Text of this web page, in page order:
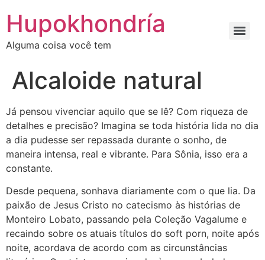
para
conteúdo
Hupokhondría
Alguma coisa você tem
Alcaloide natural
Já pensou vivenciar aquilo que se lê? Com riqueza de
detalhes e precisão? Imagina se toda história lida no dia
a dia pudesse ser repassada durante o sonho, de
maneira intensa, real e vibrante. Para Sônia, isso era a
constante.
Desde pequena, sonhava diariamente com o que lia. Da
paixão de Jesus Cristo no catecismo às histórias de
Monteiro Lobato, passando pela Coleção Vagalume e
recaindo sobre os atuais títulos do soft porn, noite após
noite, acordava de acordo com as circunstâncias